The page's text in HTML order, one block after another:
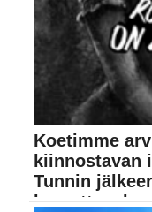
Koetimme
kiinnostavan
Tunnin
luovuttaa,